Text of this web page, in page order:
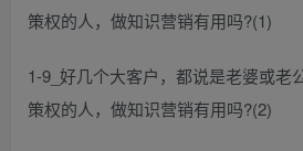
策权的人，做知识营销有用吗?(1)
1-9_好几个大客户，都说是老婆或老
策权的人，做知识营销有用吗?(2)